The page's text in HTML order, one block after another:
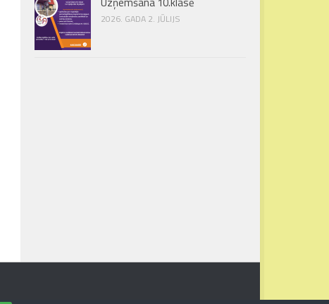
2026. GADA 2. JŪLIJS